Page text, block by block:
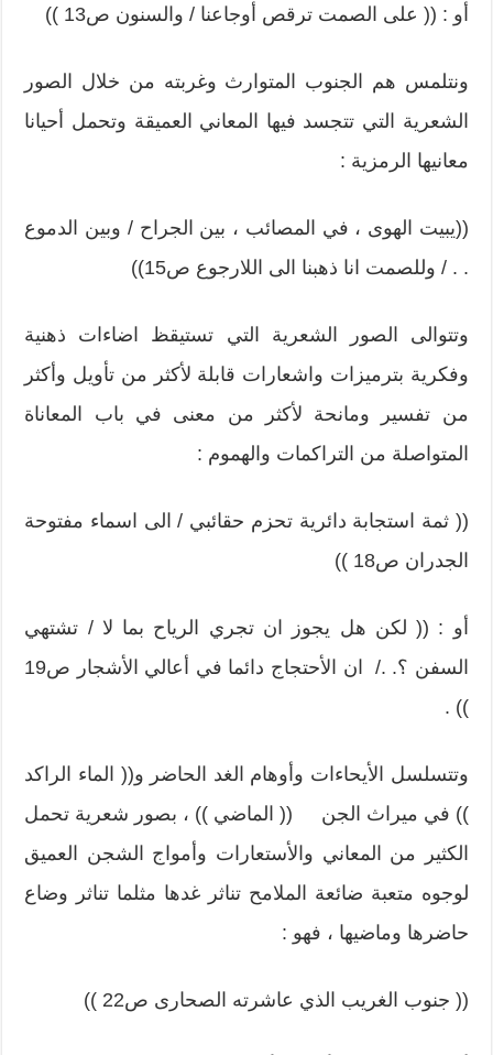
أو : (( على الصمت ترقص أوجاعنا / والسنون ص13 ))
ونتلمس هم الجنوب المتوارث وغربته من خلال الصور
الشعرية التي تتجسد فيها المعاني العميقة وتحمل أحيانا
معانيها الرمزية :
((يبيت الهوى ، في المصائب ، بين الجراح / وبين الدموع
. . / وللصمت انا ذهبنا الى اللارجوع ص15))
وتتوالى الصور الشعرية التي تستيقظ اضاءات ذهنية
وفكرية بترميزات واشعارات قابلة لأكثر من تأويل وأكثر
من تفسير ومانحة لأكثر من معنى في باب المعاناة
المتواصلة من التراكمات والهموم :
(( ثمة استجابة دائرية تحزم حقائبي / الى اسماء مفتوحة
الجدران ص18 ))
أو : (( لكن هل يجوز ان تجري الرياح بما لا / تشتهي
السفن ؟. ./ ان الأحتجاج دائما في أعالي الأشجار ص19
)) .
وتتسلسل الأيحاءات وأوهام الغد الحاضر و(( الماء الراكد
)) في ميراث الجن (( الماضي )) ، بصور شعرية تحمل
الكثير من المعاني والأستعارات وأمواج الشجن العميق
لوجوه متعبة ضائعة الملامح تناثر غدها مثلما تناثر وضاع
حاضرها وماضيها ، فهو :
(( جنوب الغريب الذي عاشرته الصحارى ص22 ))